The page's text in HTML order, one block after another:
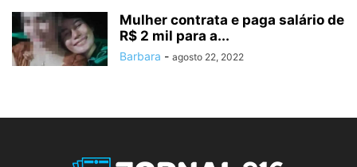
Mulher contrata e paga salário de
R$ 2 mil para a...
Barbara - agosto 22, 2022